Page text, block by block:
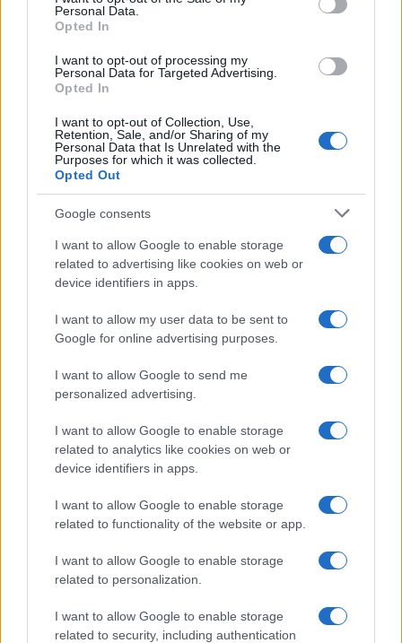
Personal Data.
Opted In
I want to opt-out of processing my
Personal Data for Targeted Advertising.
Opted In
I want to opt-out of Collection, Use,
Retention, Sale, and/or Sharing of my
Personal Data that Is Unrelated with the
Purposes for which it was collected.
Opted Out
Google consents
I want to allow Google to enable storage
related to advertising like cookies on web or
device identifiers in apps.
I want to allow my user data to be sent to
Google for online advertising purposes.
I want to allow Google to send me
personalized advertising.
I want to allow Google to enable storage
related to analytics like cookies on web or
device identifiers in apps.
I want to allow Google to enable storage
related to functionality of the website or app.
I want to allow Google to enable storage
related to personalization.
I want to allow Google to enable storage
related to security, including authentication
Le gouvernement qui sera conduit par Dirk Schoof a
AUTEUR
Infos Rédaction